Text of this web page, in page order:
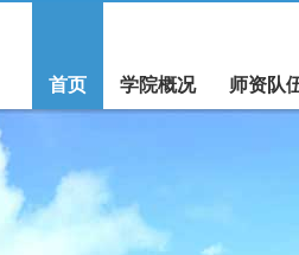
首页 学院概况 师资队